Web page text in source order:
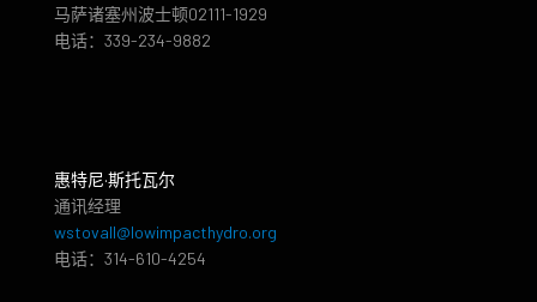
马萨诸塞州波士顿02111-1929
电话：339-234-9882
惠特尼·斯托瓦尔
通讯经理
wstovall@lowimpacthydro.org
电话：314-610-4254